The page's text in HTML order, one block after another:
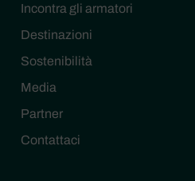
Incontra gli armatori
Destinazioni
Sostenibilità
Media
Partner
Contattaci